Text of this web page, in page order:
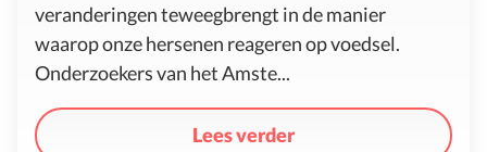
veranderingen teweegbrengt in de manier
waarop onze hersenen reageren op voedsel.
Onderzoekers van het Amste...
Lees verder